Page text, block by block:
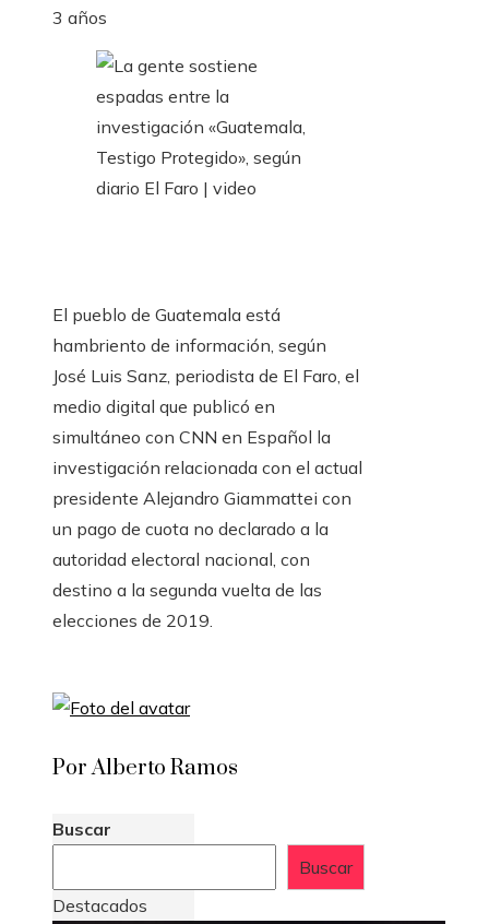
3 años
El pueblo de Guatemala está
hambriento de información, según
José Luis Sanz, periodista de El Faro, el
medio digital que publicó en
simultáneo con CNN en Español la
investigación relacionada con el actual
presidente Alejandro Giammattei con
un pago de cuota no declarado a la
autoridad electoral nacional, con
destino a la segunda vuelta de las
elecciones de 2019.
Por Alberto Ramos
Buscar
Buscar
Destacados